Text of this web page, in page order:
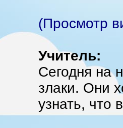
(Просмотр
Учитель:
Сегодня на
злаки. Они
узнать, что